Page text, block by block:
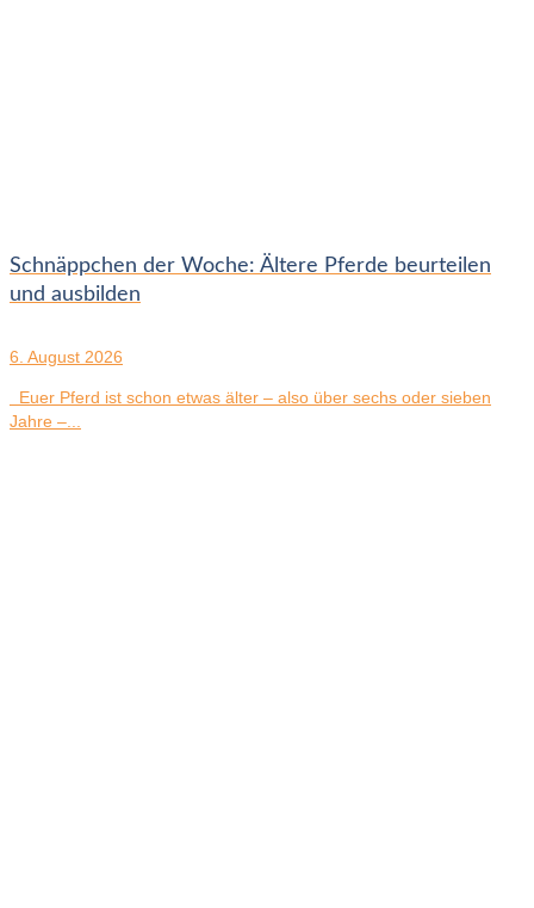
Schnäppchen der Woche: Ältere Pferde beurteilen
und ausbilden
6. August 2026
Euer Pferd ist schon etwas älter – also über sechs oder sieben
Jahre –...